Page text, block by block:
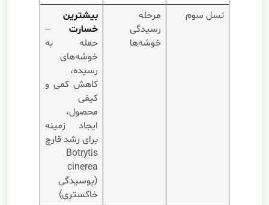
نسل سوم
مرحله
رسیدگی
خوشه‌ها
بیشترین
خسارت–
حمله به
خوشه‌های
رسیده،
کاهش کمی و
کیفی
محصول،
ایجاد زمینه
برای رشد قارچ
Botrytis
cinerea
(پوسیدگی
خاکستری)